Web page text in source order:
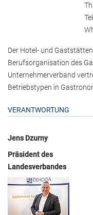
Der Hotel- und
Berufsorganisation des
Unternehmerverband
Betriebstypen in
VERANTWORTUNG
Jens Dzurny
Präsident des
Landesverbandes